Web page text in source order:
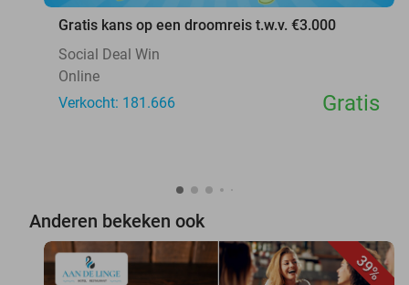
Gratis kans op een droomreis t.w.v. €3.000
Social Deal Win
Online
Verkocht: 181.666
Gratis
Anderen bekeken ook
39%